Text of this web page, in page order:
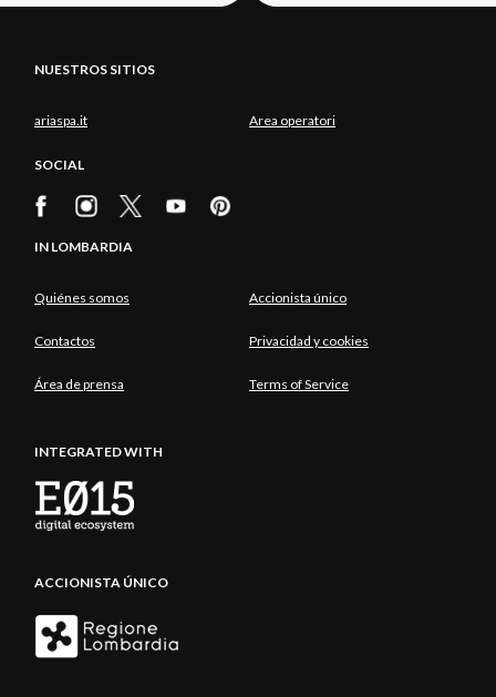
NUESTROS SITIOS
ariaspa.it Area operatori
SOCIAL
IN LOMBARDIA
Quiénes somos Accionista único
Contactos Privacidad y cookies
Área de prensa Terms of Service
INTEGRATED WITH
ACCIONISTA ÚNICO